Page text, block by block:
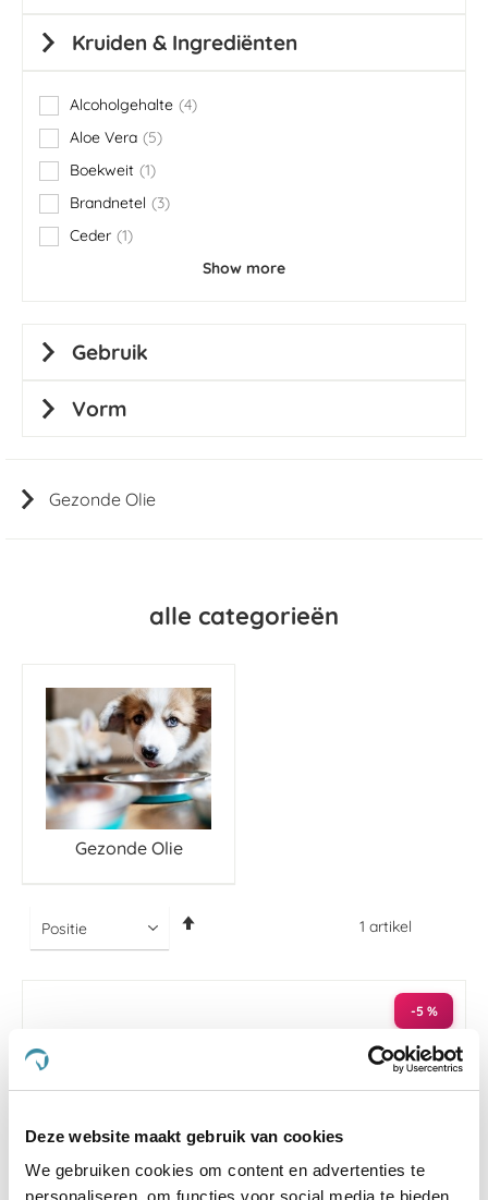
Deze website maakt gebruik van cookies
We gebruiken cookies om content en advertenties te
personaliseren, om functies voor social media te bieden
alle categorieën
Gezonde Olie
1 artikel
-5 %
Gezonde Olie
Kruiden & Ingrediënten
Alcoholgehalte 4
items
Aloe Vera
5
items
Boekweit 1
item
Brandnetel
3
items
Ceder 1
item
Show more
Gebruik
Vorm